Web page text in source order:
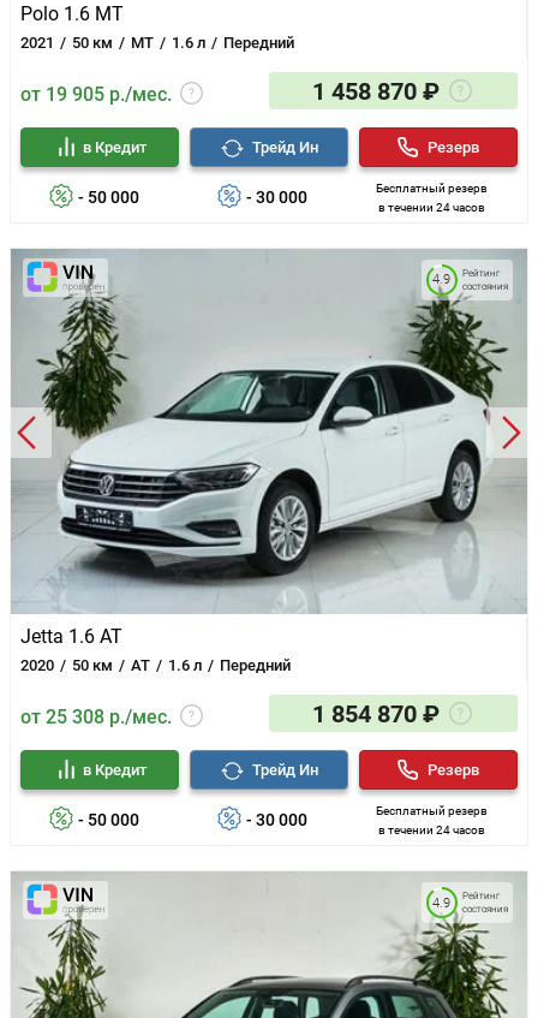
Polo 1.6 MT
2021 50 км MT 1.6 л Передний
от 19 905 р./мес. 1 458 870 ₽
- 50 000
в Кредит
- 30 000
Трейд Ин
Бесплатный резерв
в течении 24 часов
Резерв
Jetta 1.6 AT
2020 50 км AT 1.6 л Передний
Рейтинг
состояния
4.9
от 25 308 р./мес. 1 854 870 ₽
- 50 000
в Кредит
- 30 000
Трейд Ин
Бесплатный резерв
в течении 24 часов
Резерв
Рейтинг
состояния
4.9